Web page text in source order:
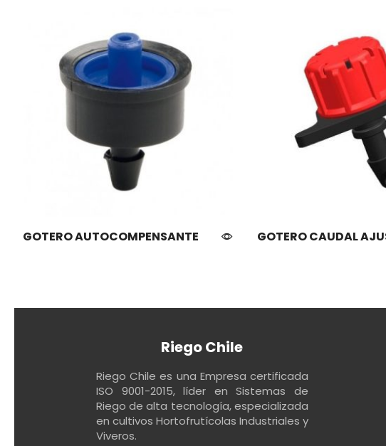
GOTERO AUTOCOMPENSANTE GOTERO CAUDAL
Riego Chile
Riego Chile es una Empresa certificada
ISO 9001-2015, líder en Sistemas de
Riego de alta tecnología, especializada
en cultivos Hortofrutícolas Industriales y
Viveros.